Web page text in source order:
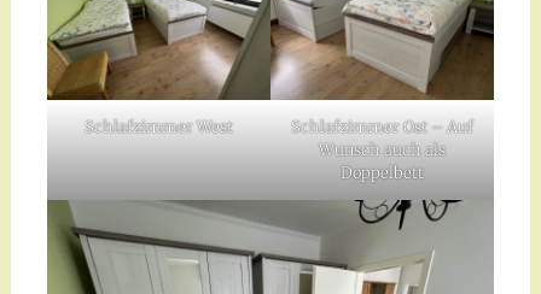
Schlafzimmer West
Schlafzimmer Ost – Auf
Wunsch auch als
Doppelbett